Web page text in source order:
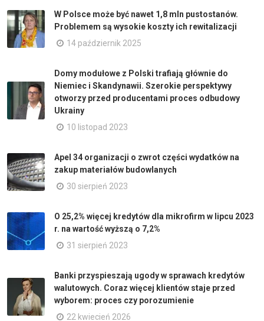
W Polsce może być nawet 1,8 mln pustostanów.
Problemem są wysokie koszty ich rewitalizacji
14 październik 2025
Domy modułowe z Polski trafiają głównie do
Niemiec i Skandynawii. Szerokie perspektywy
otworzy przed producentami proces odbudowy
Ukrainy
10 listopad 2023
Apel 34 organizacji o zwrot części wydatków na
zakup materiałów budowlanych
30 sierpień 2023
O 25,2% więcej kredytów dla mikrofirm w lipcu 2023
r. na wartość wyższą o 7,2%
31 sierpień 2023
Banki przyspieszają ugody w sprawach kredytów
walutowych. Coraz więcej klientów staje przed
wyborem: proces czy porozumienie
22 kwiecień 2026